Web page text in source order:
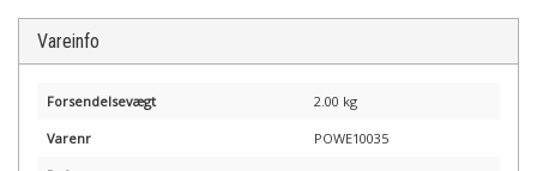
Vareinfo
Forsendelsevægt 2.00 kg
Varenr POWE10035